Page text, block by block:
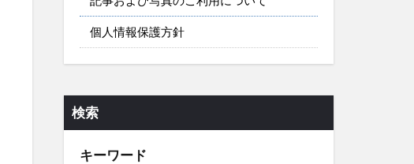
個人情報保護方針
検索
キーワード